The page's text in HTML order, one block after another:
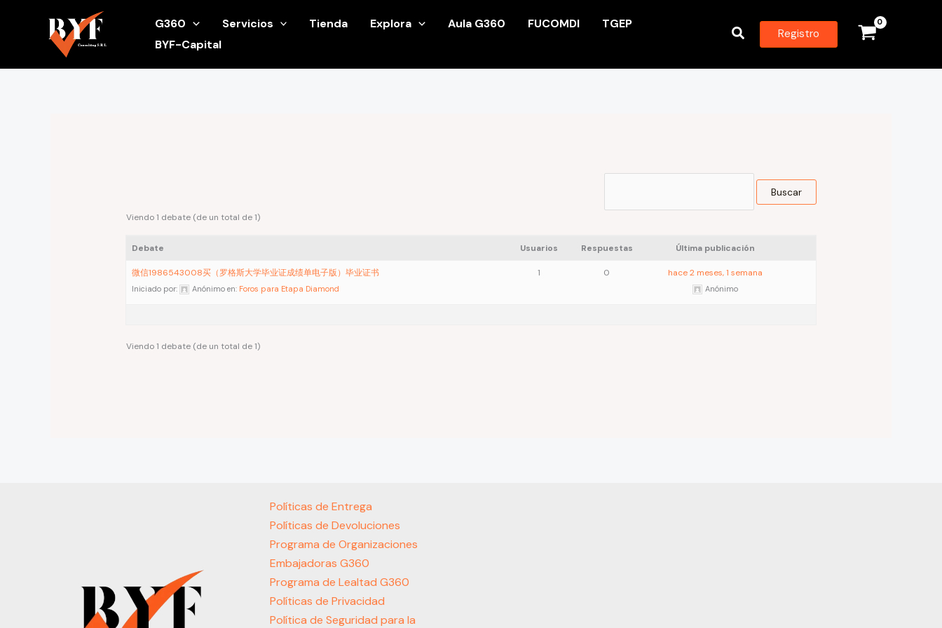
G360 Servicios Tienda Explora Aula G360 FUCOMDI
TGEP
BYF-Capital
Buscar Registro
Viendo 1 debate (de un total de 1)
Debate Usuarios Respuestas Última publicación
微信1986543008买（罗格斯大学毕业证成绩单电子版）毕业证书
Iniciado por: Anónimo en: Foros para Etapa Diamond
1 0 hace 2 meses, 1 semana
Anónimo
Viendo 1 debate (de un total de 1)
Políticas de Entrega
Políticas de Devoluciones
Programa de Organizaciones
Embajadoras G360
Programa de Lealtad G360
Políticas de Privacidad
Política de Seguridad para la